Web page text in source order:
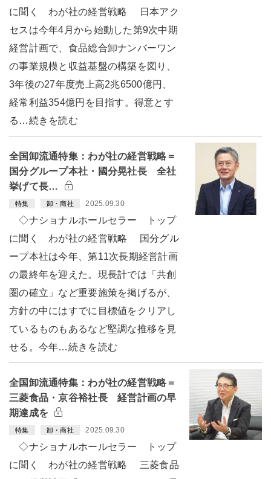
に聞く わが社の経営戦略 日本アク
セスは今年4月から始動した第9次中期
経営計画で、食品総合卸ナンバーワン
の事業規模と収益基盤の構築を図り、
3年後の27年度売上高2兆6500億円、
経常利益354億円を目指す。得意とす
る…続きを読む
全国卸流通特集：わが社の経営戦略＝
国分グループ本社・國分晃社長 全社
挙げて長…
特集 卸・商社 2025.09.30
◇ナショナルホールセラー トップ
に聞く わが社の経営戦略 国分グル
ープ本社は今年、第11次長期経営計画
の最終年を迎えた。現長計では「共創
圏の確立」など重要施策を掲げるが、
方針の中にはすでに目標値をクリアし
ているものもあるなど堅調な推移を見
せる。今年…続きを読む
全国卸流通特集：わが社の経営戦略＝
三菱食品・京谷裕社長 経営計画の早
期達成を
特集 卸・商社 2025.09.30
◇ナショナルホールセラー トップ
に聞く わが社の経営戦略 三菱食品